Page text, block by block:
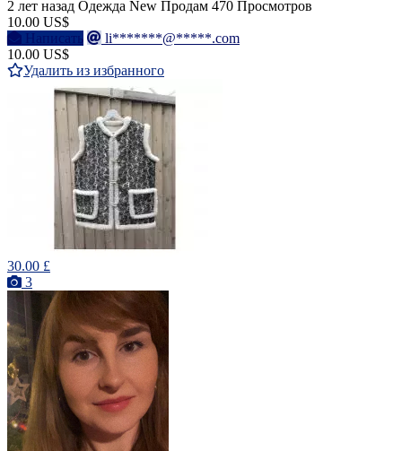
2 лет назад Одежда New Продам 470 Просмотров
10.00 US$
Написать
li*******@*****.com
10.00 US$
Удалить из избранного
30.00 £
3